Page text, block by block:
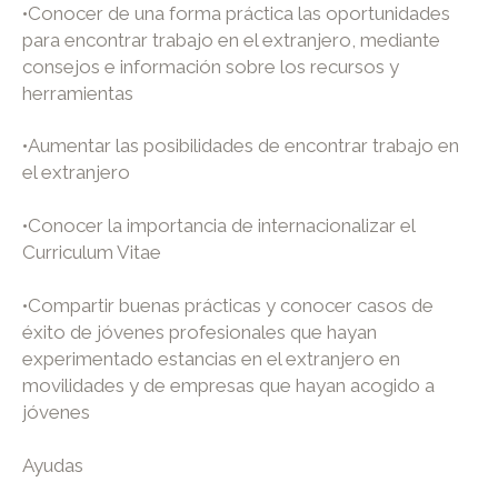
•Conocer de una forma práctica las oportunidades
para encontrar trabajo en el extranjero, mediante
consejos e información sobre los recursos y
herramientas
•Aumentar las posibilidades de encontrar trabajo en
el extranjero
•Conocer la importancia de internacionalizar el
Curriculum Vitae
•Compartir buenas prácticas y conocer casos de
éxito de jóvenes profesionales que hayan
experimentado estancias en el extranjero en
movilidades y de empresas que hayan acogido a
jóvenes
Ayudas